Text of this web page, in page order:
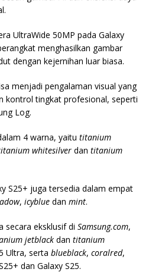
UltraWide 50MP pada Galaxy
menghasilkan gambar
dengan kejernihan luar biasa.
menjadi pengalaman visual yang
kontrol tingkat profesional, seperti
Log.
4 warna, yaitu titanium
whitesilver dan titanium
S25+ juga tersedia dalam empat
, icyblue dan mint.
secara eksklusif di Samsung.com,
jetblack dan titanium
Ultra, serta blueblack, coralred,
dan Galaxy S25.